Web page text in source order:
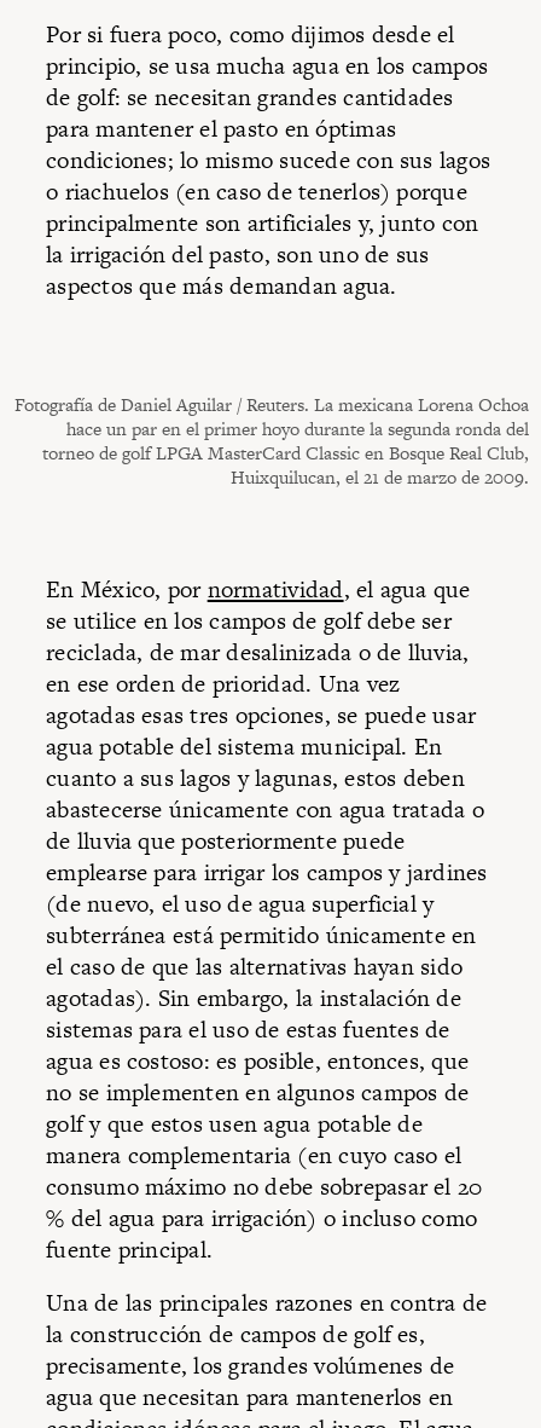
Por si fuera poco, como dijimos desde el
principio, se usa mucha agua en los campos
de golf: se necesitan grandes cantidades
para mantener el pasto en óptimas
condiciones; lo mismo sucede con sus lagos
o riachuelos (en caso de tenerlos) porque
principalmente son artificiales y, junto con
la irrigación del pasto, son uno de sus
aspectos que más demandan agua.
Fotografía de Daniel Aguilar / Reuters. La mexicana Lorena Ochoa
hace un par en el primer hoyo durante la segunda ronda del
torneo de golf LPGA MasterCard Classic en Bosque Real Club,
Huixquilucan, el 21 de marzo de 2009.
En México, pornormatividad, el agua que
se utilice en los campos de golf debe ser
reciclada, de mar desalinizada o de lluvia,
en ese orden de prioridad. Una vez
agotadas esas tres opciones, se puede usar
agua potable del sistema municipal. En
cuanto a sus lagos y lagunas, estos deben
abastecerse únicamente con agua tratada o
de lluvia que posteriormente puede
emplearse para irrigar los campos y jardines
(de nuevo, el uso de agua superficial y
subterránea está permitido únicamente en
el caso de que las alternativas hayan sido
agotadas). Sin embargo, la instalación de
sistemas para el uso de estas fuentes de
agua es costoso: es posible, entonces, que
no se implementen en algunos campos de
golf y que estos usen agua potable de
manera complementaria (en cuyo caso el
consumo máximo no debe sobrepasar el 20
% del agua para irrigación) o incluso como
fuente principal.
Una de las principales razones en contra de
la construcción de campos de golf es,
precisamente, los grandes volúmenes de
agua que necesitan para mantenerlos en